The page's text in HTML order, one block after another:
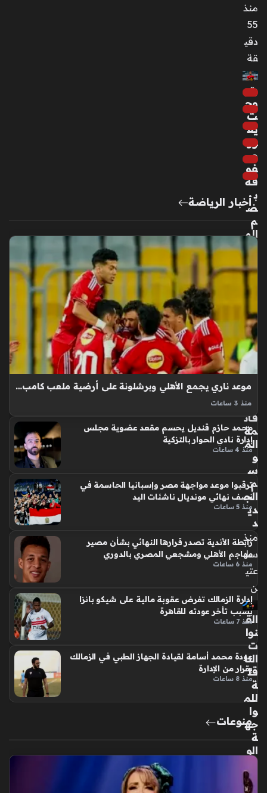
منذ
55
دقي
قة
بتر
وج
ت
يع
زز
ص
فو
فه
ب
ض
م
الم
ها
جم
الني
جي
ري
جو
دوي
ن
شي
لتد
عي
م
قائ
مة
الم
و
س
م
الج
دي
د
منذ
سا
عتي
ن
الق
نوا
ت
النا
قل
ة
للم
وا
جه
ة
الو
دي
ة
الم
أخبار الرياضة
موعد ناري يجمع الأهلي وبرشلونة على أرضية ملعب كامب نو في أغسطس
منذ 3 ساعات
هي الحدث الرياضي الذي يترقبه عشاق الساحرة المستديرة، حيث
يستعد العملاق المصري لمواجهة كبار كتالونيا في اختبار ودي رفيع…
محمد حازم قنديل يحسم مقعد عضوية مجلس
إدارة نادي الحوار بالتزكية
منذ 4 ساعات
ترقبوا موعد مواجهة مصر وإسبانيا الحاسمة في
نصف نهائي مونديال ناشئات اليد
منذ 5 ساعات
رابطة الأندية تصدر قرارها النهائي بشأن مصير
مهاجم الأهلي ومشجعي المصري بالدوري
منذ 6 ساعات
إدارة الزمالك تفرض عقوبة مالية على شيكو بانزا
بسبب تأخر عودته للقاهرة
منذ 7 ساعات
عودة محمد أسامة لقيادة الجهاز الطبي في الزمالك
بقرار من الإدارة
منذ 8 ساعات
منوعات